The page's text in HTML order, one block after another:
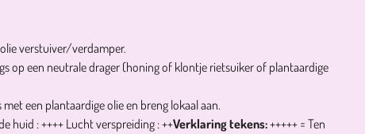
verstuiver/verdamper.
op een neutrale drager (honing of klontje rietsuiker of plantaardige
een plantaardige olie en breng lokaal aan.
huid : ++++ Lucht verspreiding : ++Verklaring tekens:+++++ = Ten